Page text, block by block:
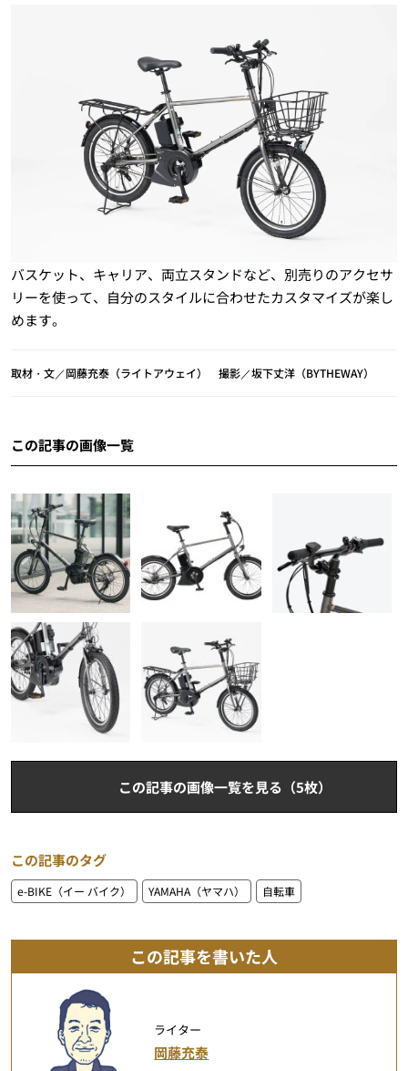
バスケット、キャリア、両立スタンドなど、別売りのアクセサ
リーを使って、自分のスタイルに合わせたカスタマイズが楽し
めます。
取材・文／岡藤充泰（ライトアウェイ） 撮影／坂下丈洋（BYTHEWAY）
この記事の画像一覧
この記事の画像一覧を見る（5枚）
この記事のタグ
e-BIKE（イー バイク） YAMAHA（ヤマハ） 自転車
この記事を書いた人
ライター
岡藤充泰